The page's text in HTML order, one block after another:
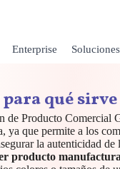
Enterprise Soluciones
qué
Producto Comercial
ya que permite a los
la autenticidad
producto